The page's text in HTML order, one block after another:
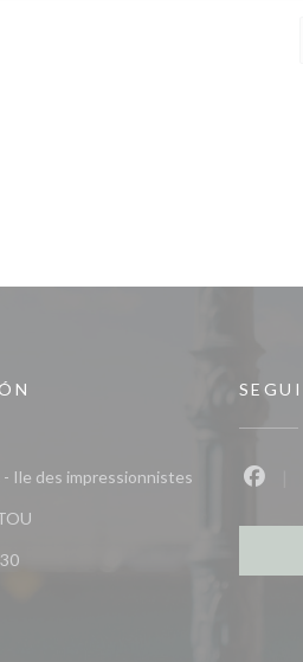
- Ile des impressionnistes
((abre en una nueva ventana))